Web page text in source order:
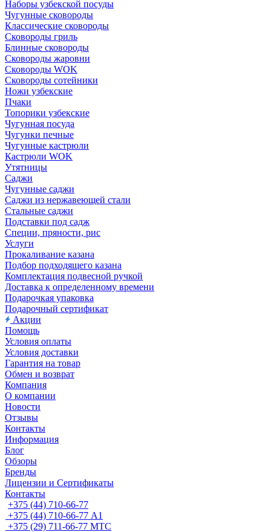
Наборы узбекской посуды
Чугунные сковороды
Классические сковороды
Сковороды гриль
Блинные сковороды
Сковороды жаровни
Сковороды WOK
Сковороды сотейники
Ножи узбекские
Пчаки
Топорики узбекские
Чугунная посуда
Чугунки печные
Чугунные кастрюли
Кастрюли WOK
Утятницы
Саджи
Чугунные саджи
Саджи из нержавеющей стали
Стальные саджи
Подставки под садж
Специи, пряности, рис
Услуги
Прокаливание казана
Подбор подходящего казана
Комплектация подвесной ручкой
Доставка к определенному времени
Подарочкая упаковка
Подарочный сертификат
Акции
Помощь
Условия оплаты
Условия доставки
Гарантия на товар
Обмен и возврат
Компания
О компании
Новости
Отзывы
Контакты
Информация
Блог
Обзоры
Бренды
Лицензии и Сертификаты
Контакты
+375 (44) 710-66-77
+375 (44) 710-66-77 А1
+375 (29) 711-66-77 МТС